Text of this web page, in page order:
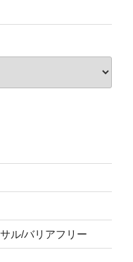
ル/バリアフリー